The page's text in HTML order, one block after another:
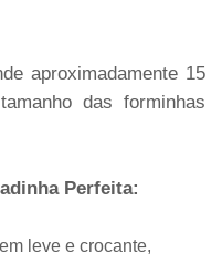
aproximadamente 15
das forminhas
Perfeita:
leve e crocante,